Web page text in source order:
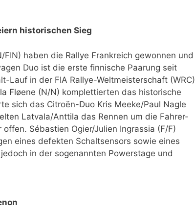
historischen Sieg
haben die Rallye Frankreich gewonnen und
Duo ist die erste finnische Paarung seit
Lauf in der FIA Rallye-Weltmeisterschaft (WRC)
Fløene (N/N) komplettierten das historische
sich das Citroën-Duo Kris Meeke/Paul Nagle
Latvala/Anttila das Rennen um die Fahrer-
Sébastien Ogier/Julien Ingrassia (F/F)
eines defekten Schaltsensors sowie eines
in der sogenannten Powerstage und